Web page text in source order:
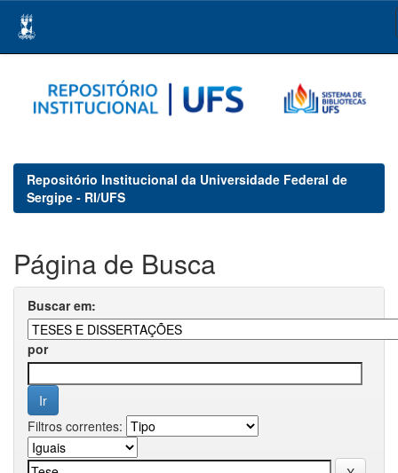
navigation
Repositório Institucional da Universidade Federal de
Sergipe - RI/UFS
Página de Busca
Buscar em:
por
Filtros correntes: